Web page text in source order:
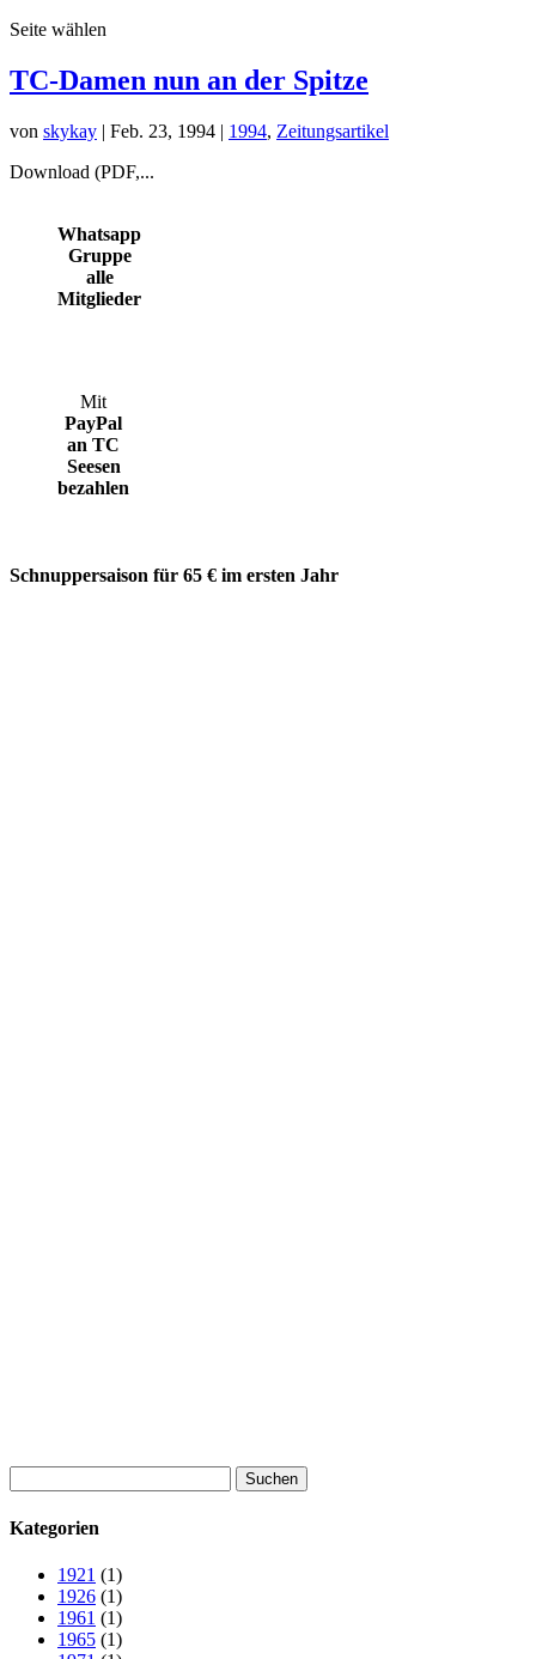
Seite wählen
TC-Damen nun an der Spitze
von skykay | Feb. 23, 1994 | 1994, Zeitungsartikel
Download (PDF,...
Whatsapp
Gruppe
alle
Mitglieder
Mit
PayPal
an TC
Seesen
bezahlen
Schnuppersaison für 65 € im ersten Jahr
nach:
Kategorien
1921 (1)
1926 (1)
1961 (1)
1965 (1)